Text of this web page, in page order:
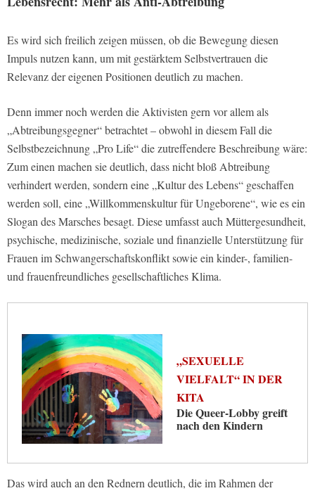
Es wird sich freilich zeigen müssen, ob die Bewegung diesen
Impuls nutzen kann, um mit gestärktem Selbstvertrauen die
Relevanz der eigenen Positionen deutlich zu machen.
Denn immer noch werden die Aktivisten gern vor allem als
„Abtreibungsgegner“ betrachtet – obwohl in diesem Fall die
Selbstbezeichnung „Pro Life“ die zutreffendere Beschreibung wäre:
Zum einen machen sie deutlich, dass nicht bloß Abtreibung
verhindert werden, sondern eine „Kultur des Lebens“ geschaffen
werden soll, eine „Willkommenskultur für Ungeborene“, wie es ein
Slogan des Marsches besagt. Diese umfasst auch Müttergesundheit,
psychische, medizinische, soziale und finanzielle Unterstützung für
Frauen im Schwangerschaftskonflikt sowie ein kinder-, familien-
und frauenfreundliches gesellschaftliches Klima.
„SEXUELLE
VIELFALT“ IN DER
KITA
Die Queer-Lobby greift
nach den Kindern
Das wird auch an den Rednern deutlich, die im Rahmen der